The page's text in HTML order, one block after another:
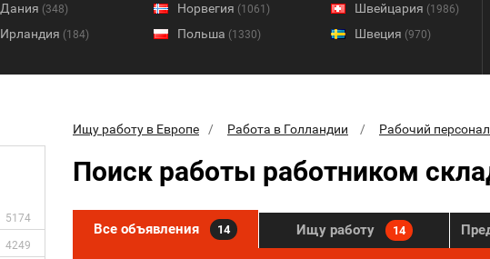
Дания (348)
Ирландия (184)
Норвегия (1061)
Польша (1330)
Швейцария (1986)
Швеция (970)
5174
4249
Ищу работу в Европе Работа в Голландии Рабочий персонал
Поиск работы работником
Все объявления 14 Ищу работу 14